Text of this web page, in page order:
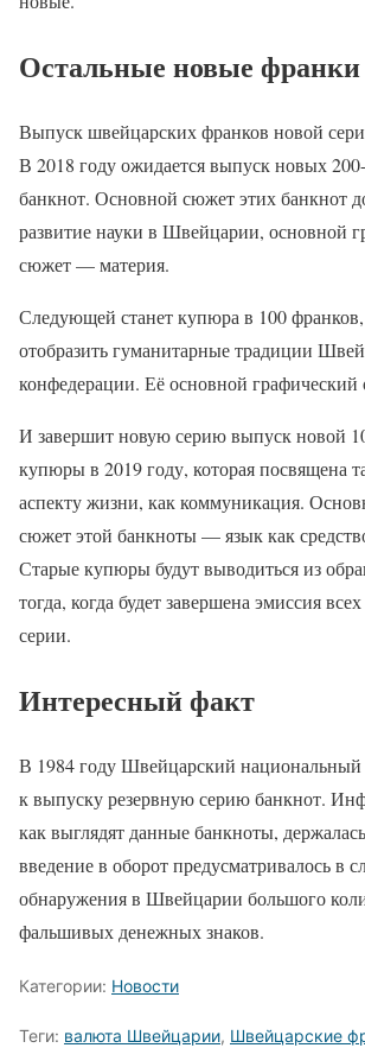
Остальные новые франки
Выпуск швейцарских франков новой
В 2018 году ожидается выпуск новых
банкнот. Основной сюжет этих банкнот
развитие науки в Швейцарии, основной
сюжет — материя.
Следующей станет купюра в 100
отобразить гуманитарные традиции
конфедерации. Её основной
И завершит новую серию выпуск новой
купюры в 2019 году, которая посвящена
аспекту жизни, как коммуникация.
сюжет этой банкноты — язык как
Старые купюры будут выводиться из
тогда, когда будет завершена эмиссия
серии.
Интересный факт
В 1984 году Швейцарский национальный
к выпуску резервную серию банкнот.
как выглядят данные банкноты,
введение в оборот предусматривалось в
обнаружения в Швейцарии большого
фальшивых денежных знаков.
Категории: Новости
Теги: валюта Швейцарии, Швейцарские